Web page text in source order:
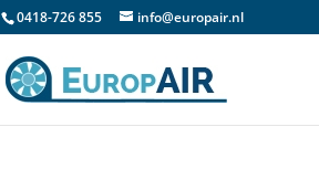
0418-726 855 info@europair.nl